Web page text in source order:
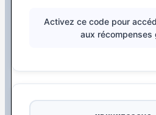
Activez ce code pour
aux récompenses